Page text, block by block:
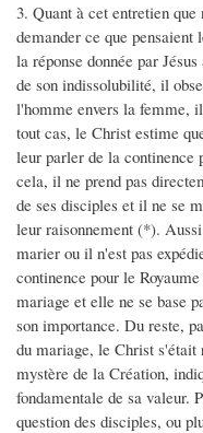
3. Quant à cet entretien
demander ce que pensaient
la réponse donnée par
de son indissolubilité, il
l'homme envers la femme,
tout cas, le Christ estime
leur parler de la continence
cela, il ne prend pas
de ses disciples et il ne se
leur raisonnement (*).
marier ou il n'est pas
continence pour le
mariage et elle ne se base
son importance. Du reste,
du mariage, le Christ
mystère de la Création,
fondamentale de sa valeur.
question des disciples, ou